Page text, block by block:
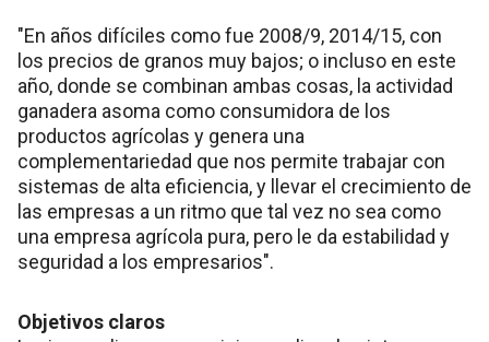
"En años difíciles como fue 2008/9, 2014/15, con
los precios de granos muy bajos; o incluso en este
año, donde se combinan ambas cosas, la actividad
ganadera asoma como consumidora de los
productos agrícolas y genera una
complementariedad que nos permite trabajar con
sistemas de alta eficiencia, y llevar el crecimiento de
las empresas a un ritmo que tal vez no sea como
una empresa agrícola pura, pero le da estabilidad y
seguridad a los empresarios".
Objetivos claros